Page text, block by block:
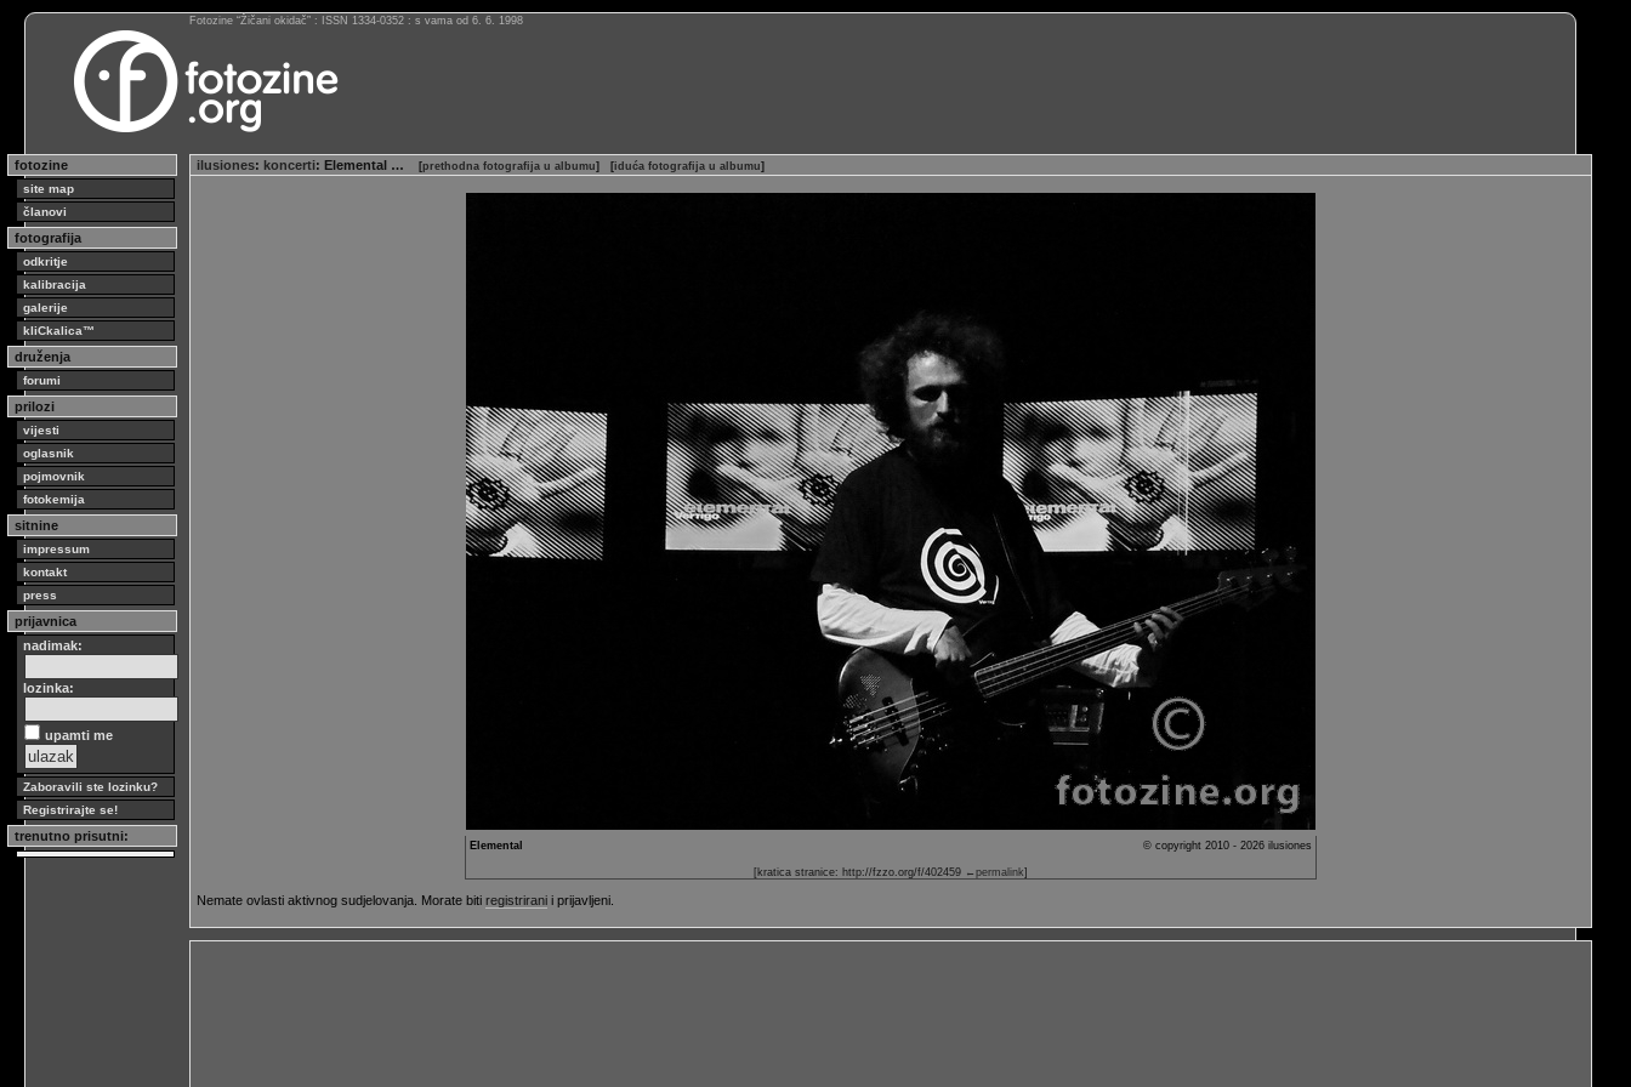
Fotozine “Žičani okidač” : ISSN 1334-0352 : s vama od 6. 6. 1998
fotozine
site map
članovi
fotografija
odkritje
kalibracija
galerije
kliCkalica™
druženja
forumi
prilozi
vijesti
oglasnik
pojmovnik
fotokemija
sitnine
impressum
kontakt
press
prijavnica
nadimak:
lozinka:
upamti me
Zaboravili ste lozinku?
Registrirajte se!
trenutno prisutni:
ilusiones: koncerti: Elemental … [prethodna fotografija u albumu] [iduća fotografija u albumu]
© copyright 2010 - 2026 ilusiones
Elemental
[kratica stranice: http://fzzo.org/f/402459 ←permalink]
Nemate ovlasti aktivnog sudjelovanja. Morate biti registrirani i prijavljeni.